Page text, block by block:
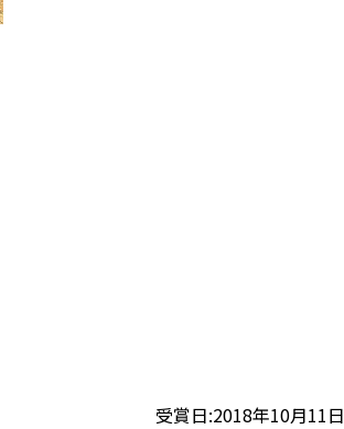
受賞日:2018年10月11日